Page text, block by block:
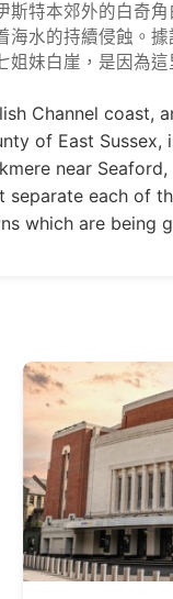
特本郊外的白奇
水的持續侵蝕。
妹白崖，是因為
Channel coast,
of East Sussex,
near
separate each of
which are being